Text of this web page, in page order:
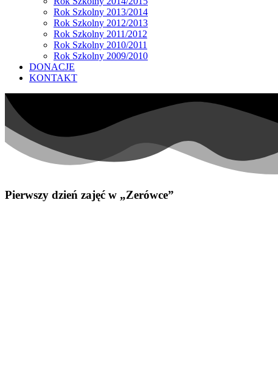
Rok Szkolny 2013/2014
Rok Szkolny 2012/2013
Rok Szkolny 2011/2012
Rok Szkolny 2010/2011
Rok Szkolny 2009/2010
DONACJE
KONTAKT
Pierwszy dzień zajęć w „Zerówce”